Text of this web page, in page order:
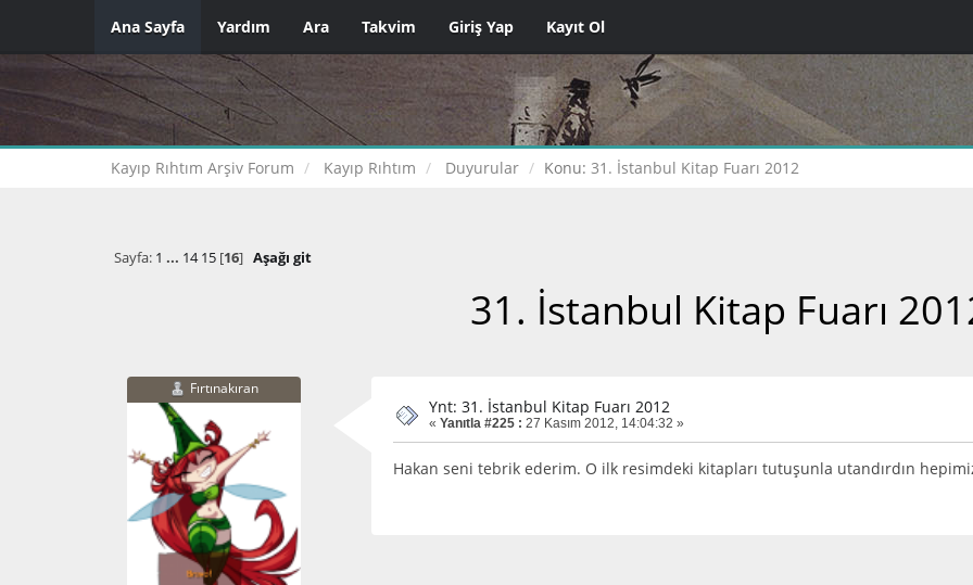
Ana Sayfa Yardım Ara Takvim Giriş Yap Kayıt Ol
Kayıp Rıhtım Arşiv Forum Kayıp Rıhtım Duyurular Konu: 31. İstanbul Kitap Fuarı 2012
Sayfa: 1 ... 14 15[16] Aşağı git
31. İstanbul Kitap Fuarı
Fırtınakıran
Ynt: 31. İstanbul Kitap Fuarı 2012
« Yanıtla #225 : 27 Kasım 2012, 14:04:32 »
Hakan seni tebrik ederim. O ilk resimdeki kitapları tutuşunla utandırdın